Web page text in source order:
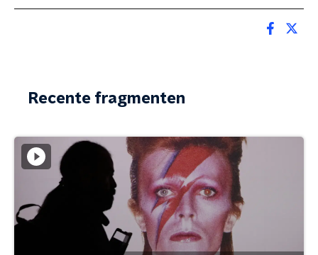
Recente fragmenten